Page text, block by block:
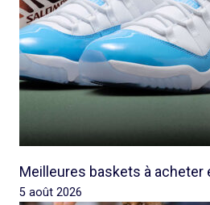
Meilleures baskets à acheter
5 août 2026